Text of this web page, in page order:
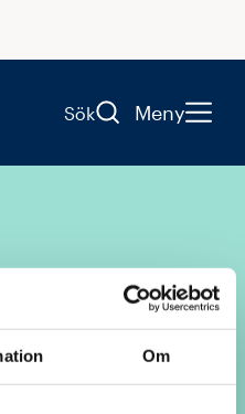
Om
Sök Meny